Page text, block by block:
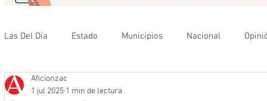
Las Del Día Estado Municipios Nacional
Que no se olvide
Aficionzac
1 jul 2025 1 min de lectura